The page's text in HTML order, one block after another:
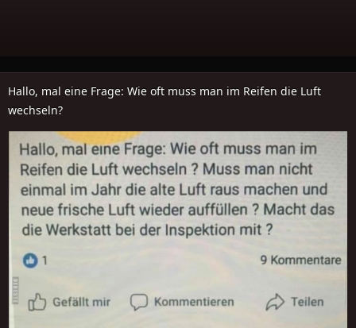
Hallo, mal eine Frage: Wie oft muss man im Reifen die Luft
wechseln?